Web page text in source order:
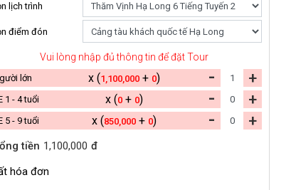
lịch trình
điểm đón
Vui lòng nhập đủ thông tin để đặt Tour
lớn x (1,100,000 + 0) - +
1 - 4 tuổi x (0 + 0) - +
5 - 9 tuổi x (850,000 + 0) - +
tiền 1,100,000 đ
hóa đơn